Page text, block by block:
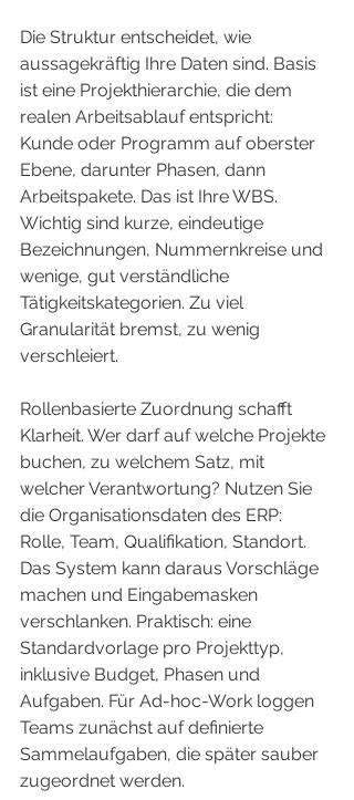
Die Struktur entscheidet, wie
aussagekräftig Ihre Daten sind. Basis
ist eine Projekthierarchie, die dem
realen Arbeitsablauf entspricht:
Kunde oder Programm auf oberster
Ebene, darunter Phasen, dann
Arbeitspakete. Das ist Ihre WBS.
Wichtig sind kurze, eindeutige
Bezeichnungen, Nummernkreise und
wenige, gut verständliche
Tätigkeitskategorien. Zu viel
Granularität bremst, zu wenig
verschleiert.
Rollenbasierte Zuordnung schafft
Klarheit. Wer darf auf welche Projekte
buchen, zu welchem Satz, mit
welcher Verantwortung? Nutzen Sie
die Organisationsdaten des ERP:
Rolle, Team, Qualifikation, Standort.
Das System kann daraus Vorschläge
machen und Eingabemasken
verschlanken. Praktisch: eine
Standardvorlage pro Projekttyp,
inklusive Budget, Phasen und
Aufgaben. Für Ad-hoc-Work loggen
Teams zunächst auf definierte
Sammelaufgaben, die später sauber
zugeordnet werden.